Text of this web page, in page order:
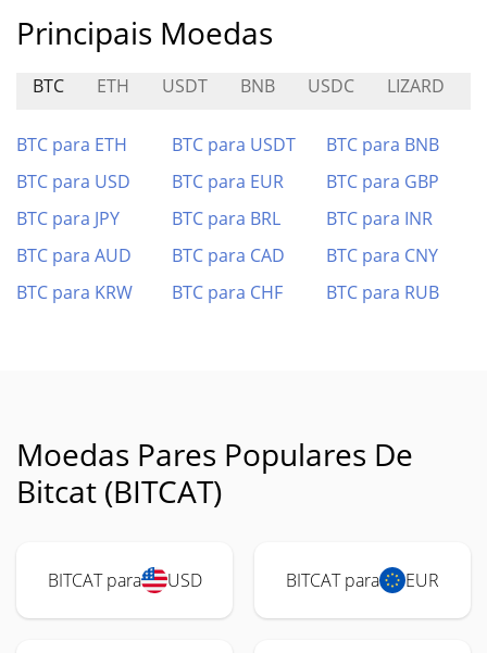
Principais Moedas
BTC ETH USDT BNB USDC LIZARD
BTC para ETH BTC para USDT
BTC para BNB
BTC para USD
BTC para EUR
BTC para GBP
BTC para JPY
BTC para BRL
BTC para INR
BTC para AUD
BTC para CAD
BTC para CNY
BTC para KRW
BTC para CHF BTC para RUB
Moedas Pares Populares De
Bitcat (BITCAT)
BITCAT para USD BITCAT para EUR